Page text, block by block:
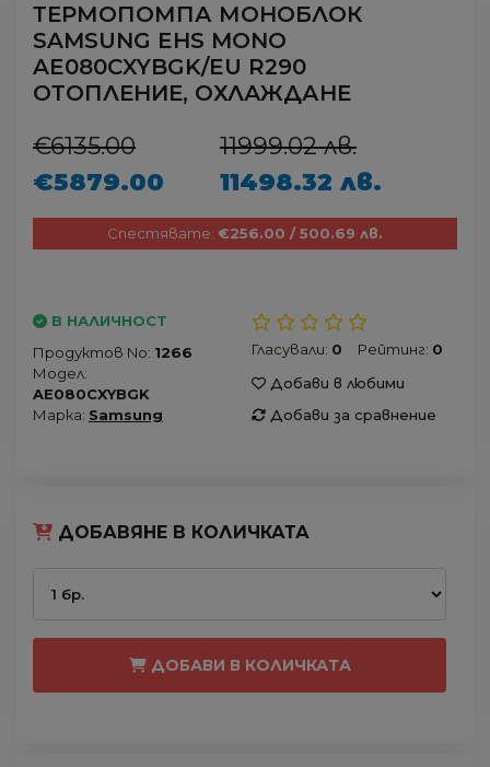
ТЕРМОПОМПА МОНОБЛОК
SAMSUNG EHS MONO
AE080CXYBGK/EU R290
ОТОПЛЕНИЕ, ОХЛАЖДАНЕ
€6135.00
€5879.00
11999.02 лв.
11498.32 лв.
Спестявате: €256.00 / 500.69 лв.
В НАЛИЧНОСТ
Продуктов No: 1266
Модел:
AE080CXYBGK
Марка: Samsung
Гласували: 0 Рейтинг: 0
Добави в любими
Добави за сравнение
ДОБАВЯНЕ В КОЛИЧКАТА
ДОБАВИ В КОЛИЧКАТА